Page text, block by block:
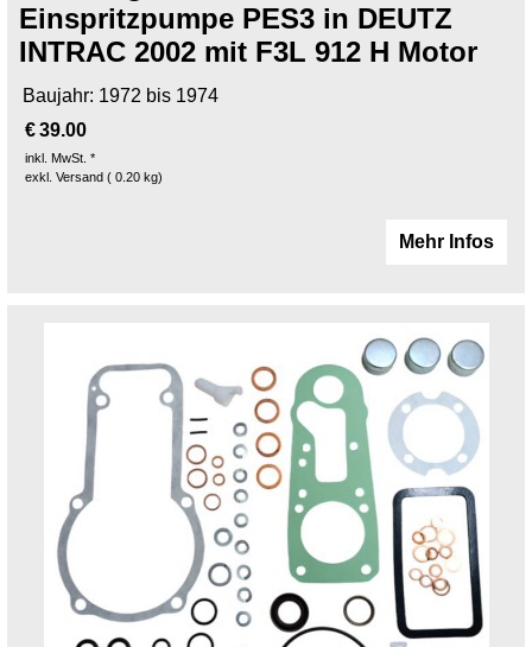
Einspritzpumpe PES3 in DEUTZ
INTRAC 2002 mit F3L 912 H Motor
Baujahr: 1972 bis 1974
€39.00
inkl. MwSt. *
exkl. Versand
0.20 kg
Mehr Infos